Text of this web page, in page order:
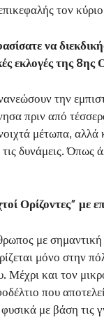
τον
να
εκλογές της 8ης
την
πριν από
μέτωπα, αλλά
δυνάμεις. Όπως
Ορίζοντες” με
με
μόνο στην
και τον
που
με βάση τις